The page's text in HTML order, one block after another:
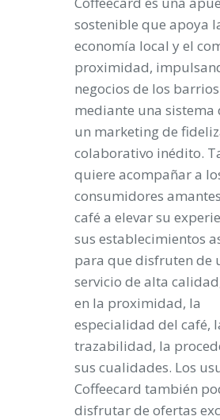
sostenible que apoya
economía local y el
proximidad,
negocios de los barrios
mediante una
un marketing de
colaborativo inédito.
quiere acompañar a
consumidores
café a elevar su
sus establecimientos
para que disfruten de
servicio de alta
en la proximidad, la
especialidad del café,
trazabilidad, la
sus cualidades. Los
Coffeecard también
disfrutar de ofertas